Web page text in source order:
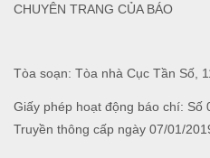
Tòa soạn: Tòa nhà Cục Tần Số,
Giấy phép hoạt động báo chí: Số
Truyền thông cấp ngày 07/01/
CHUYÊN TRANG CỦA BÁO